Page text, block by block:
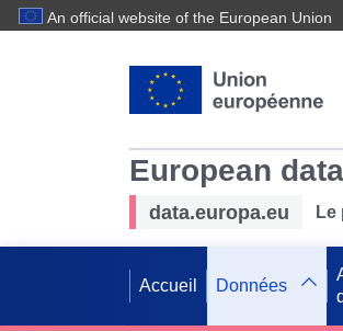
An official website of the European Union
European data
data.europa.eu Le
Accueil Données